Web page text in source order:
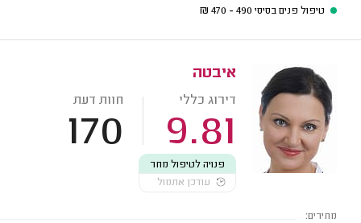
טיפול פנים בסיסי 490 - 470
₪
איבטה
דירוג כללי
9.81
חוות דעת
170
פנויה לטיפול מחר
עודכן אתמול
מחירים: